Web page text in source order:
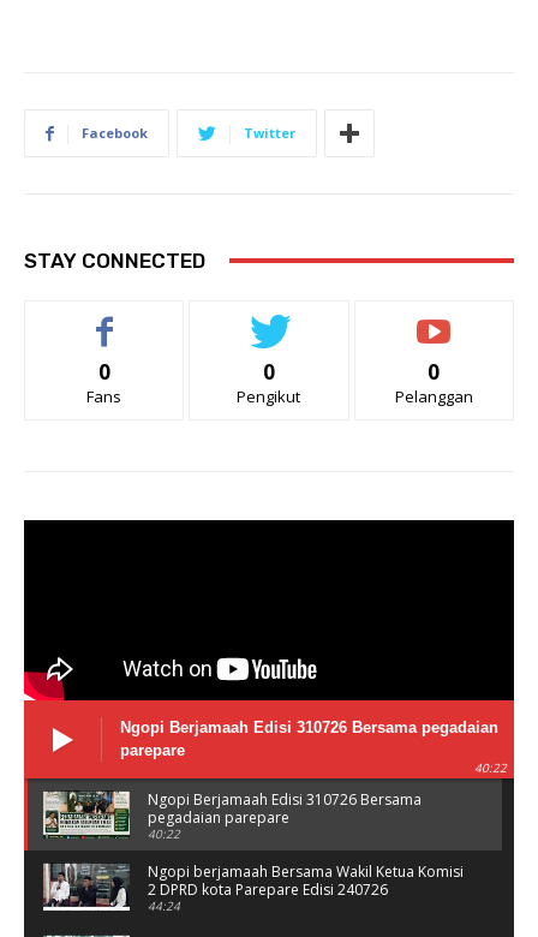
Facebook Twitter
STAY CONNECTED
0
Fans
0
Pengikut
0
Pelanggan
Ngopi Berjamaah Edisi 310726 Bersama pegadaian
parepare
40:22
Ngopi Berjamaah Edisi 310726 Bersama
pegadaian parepare
40:22
Ngopi berjamaah Bersama Wakil Ketua Komisi
2 DPRD kota Parepare Edisi 240726
44:24